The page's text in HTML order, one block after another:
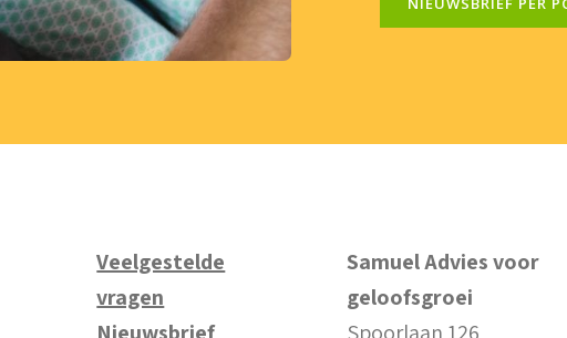
Veelgestelde
vragen
Samuel Advies voor
geloofsgroei